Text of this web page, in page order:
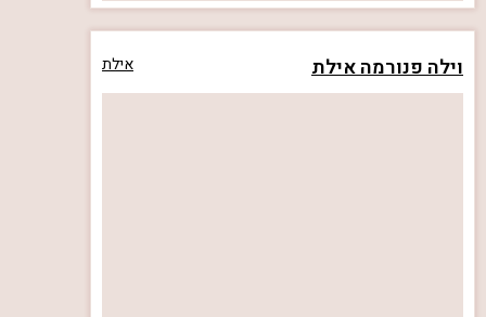
וילה פנורמה אילת אילת